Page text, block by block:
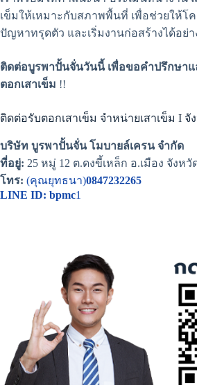
เข็มให้เหมาะกับสภาพพื้นที่ เพื่อช่วยให้โ
ปัญหาทรุดตัว และเริ่มงานก่อสร้างได้อย่า
ติดต่อบูรพาปั้นจั่นวันนี้ เพื่อขอคำปรึกษาแ
ตอกเสาเข็ม !!
ติดต่อรับตอกเสาเข็ม จำหน่ายเสาเข็ม I จั
บริษัท บูรพาปั้นจั่น โมบายล์เครน จำกัด
ที่อยู่: 25 หมู่ 12 ต.ดงขี้เหล็ก อ.เมือง จังห
โทร: (คุณยุทธนา)0847232265
LINE ID: bpmc1